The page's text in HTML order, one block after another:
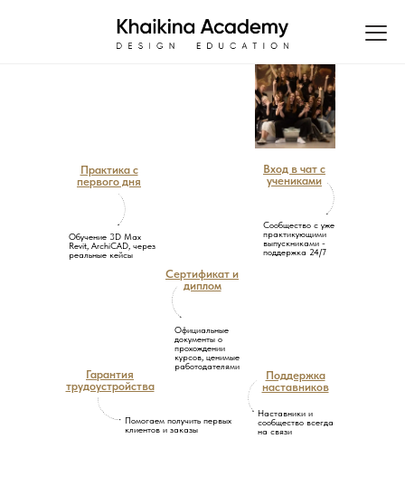
Гарантия
трудоустройства
Практика с
первого дня
Сертификат и
диплом
Поддержка
наставников
Вход в чат с
учениками
Помогаем получить первых
клиентов и заказы
Официальные
документы о
прохождении
курсов, ценимые
работодателями
Наставники и
сообщество всегда
на связи
Обучение 3D Max
Revit, ArchiCAD, через
реальные кейсы
Сообщество с уже
практикующими
выпускниками -
поддержка 24/7